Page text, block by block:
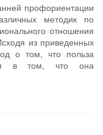
профориентации
методик по
отношения
из приведенных
о том, что польза
в том, что она